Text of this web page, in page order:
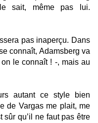
sait, même pas lui.
pas inaperçu. Dans
connaît, Adamsberg va
le connaît ! -, mais au
autant ce style bien
de Vargas me plait, me
sûr qu’il ne faut pas être